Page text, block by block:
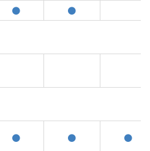
●
●
● ● ●